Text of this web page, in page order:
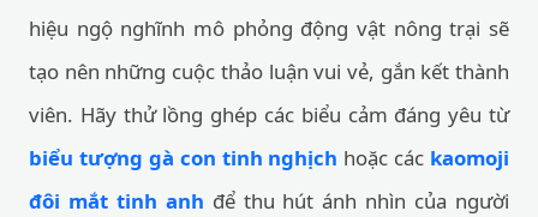
hiệu ngộ nghĩnh mô phỏng động vật nông trại sẽ
tạo nên những cuộc thảo luận vui vẻ, gắn kết thành
viên. Hãy thử lồng ghép các biểu cảm đáng yêu từ
biểu tượng gà con tinh nghịch hoặc các kaomoji
đôi mắt tinh anh để thu hút ánh nhìn của người